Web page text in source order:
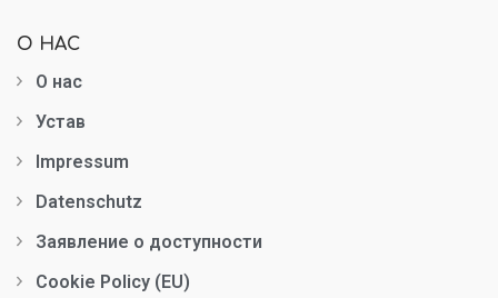
О НАС
О нас
Устав
Impressum
Datenschutz
Заявление о доступности
Cookie Policy (EU)